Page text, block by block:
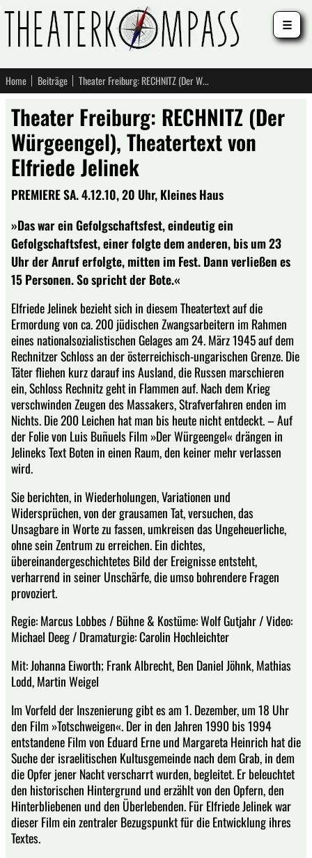
Home Beiträge Theater Freiburg: RECHNITZ (Der Würgeengel), Theatertext von Elfriede Jelinek
Theater Freiburg: RECHNITZ (Der
Würgeengel), Theatertext von
Elfriede Jelinek
PREMIERE SA. 4.12.10, 20 Uhr, Kleines Haus
»Das war ein Gefolgschaftsfest, eindeutig ein
Gefolgschaftsfest, einer folgte dem anderen, bis um 23
Uhr der Anruf erfolgte, mitten im Fest. Dann verließen es
15 Personen. So spricht der Bote.«
Elfriede Jelinek bezieht sich in diesem Theatertext auf die
Ermordung von ca. 200 jüdischen Zwangsarbeitern im Rahmen
eines nationalsozialistischen Gelages am 24. März 1945 auf dem
Rechnitzer Schloss an der österreichisch-ungarischen Grenze. Die
Täter fliehen kurz darauf ins Ausland, die Russen marschieren
ein, Schloss Rechnitz geht in Flammen auf. Nach dem Krieg
verschwinden Zeugen des Massakers, Strafverfahren enden im
Nichts. Die 200 Leichen hat man bis heute nicht entdeckt. – Auf
der Folie von Luis Buñuels Film »Der Würgeengel« drängen in
Jelineks Text Boten in einen Raum, den keiner mehr verlassen
wird.
Sie berichten, in Wiederholungen, Variationen und
Widersprüchen, von der grausamen Tat, versuchen, das
Unsagbare in Worte zu fassen, umkreisen das Ungeheuerliche,
ohne sein Zentrum zu erreichen. Ein dichtes,
übereinandergeschichtetes Bild der Ereignisse entsteht,
verharrend in seiner Unschärfe, die umso bohrendere Fragen
provoziert.
Regie: Marcus Lobbes / Bühne & Kostüme: Wolf Gutjahr / Video:
Michael Deeg / Dramaturgie: Carolin Hochleichter
Mit: Johanna Eiworth; Frank Albrecht, Ben Daniel Jöhnk, Mathias
Lodd, Martin Weigel
Im Vorfeld der Inszenierung gibt es am 1. Dezember, um 18 Uhr
den Film »Totschweigen«. Der in den Jahren 1990 bis 1994
entstandene Film von Eduard Erne und Margareta Heinrich hat die
Suche der israelitischen Kultusgemeinde nach dem Grab, in dem
die Opfer jener Nacht verscharrt wurden, begleitet. Er beleuchtet
den historischen Hintergrund und erzählt von den Opfern, den
Hinterbliebenen und den Überlebenden. Für Elfriede Jelinek war
dieser Film ein zentraler Bezugspunkt für die Entwicklung ihres
Textes.
☰